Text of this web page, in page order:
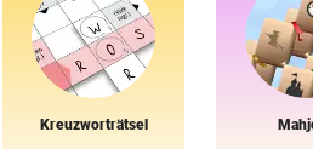
Kreuzworträtsel